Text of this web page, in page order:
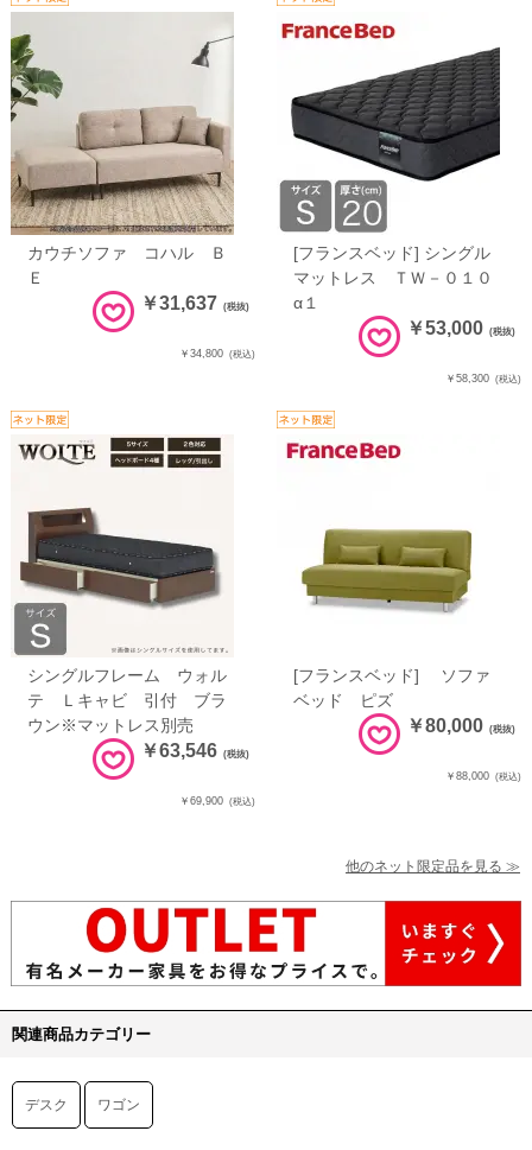
カウチソファ コハル Ｂ
Ｅ
￥31,637 (税抜)
￥34,800 (税込)
[フランスベッド] シングル
マットレス ＴＷ－０１０
α１
￥53,000 (税抜)
￥58,300 (税込)
シングルフレーム ウォル
テ Ｌキャビ 引付 ブラ
ウン※マットレス別売
￥63,546 (税抜)
￥69,900 (税込)
[フランスベッド] ソファ
ベッド ピズ
￥80,000 (税抜)
￥88,000 (税込)
他のネット限定品を見る ≫
関連商品カテゴリー
デスク ワゴン